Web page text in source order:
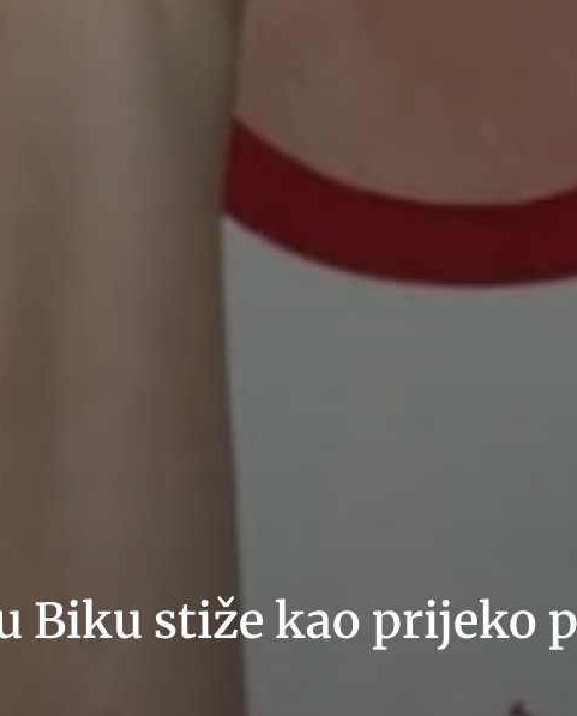
Biku stiže kao prijeko